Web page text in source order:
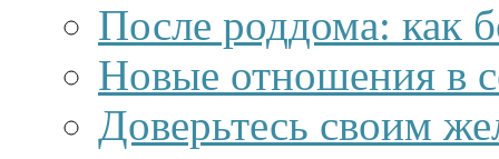
После роддома: как
Новые отношения в
Доверьтесь своим